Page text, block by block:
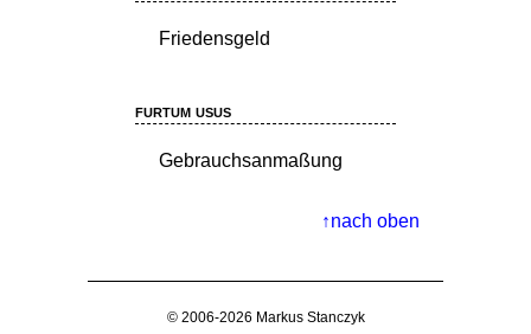
Friedensgeld
furtum usus
Gebrauchsanmaßung
nach oben
© 2006-2026 Markus Stanczyk